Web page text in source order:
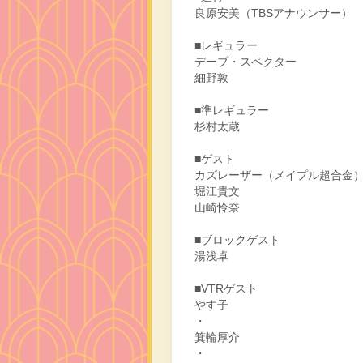
良原安美（TBSアナウンサー）
■レギュラー
デーブ・スペクター
細野敦
■準レギュラー
杉村太蔵
■ゲスト
カズレーザー（メイプル超合金
堀江貴文
山崎怜奈
■ブロックゲスト
湯浅卓
■VTRゲスト
やす子
・
箕輪厚介
・